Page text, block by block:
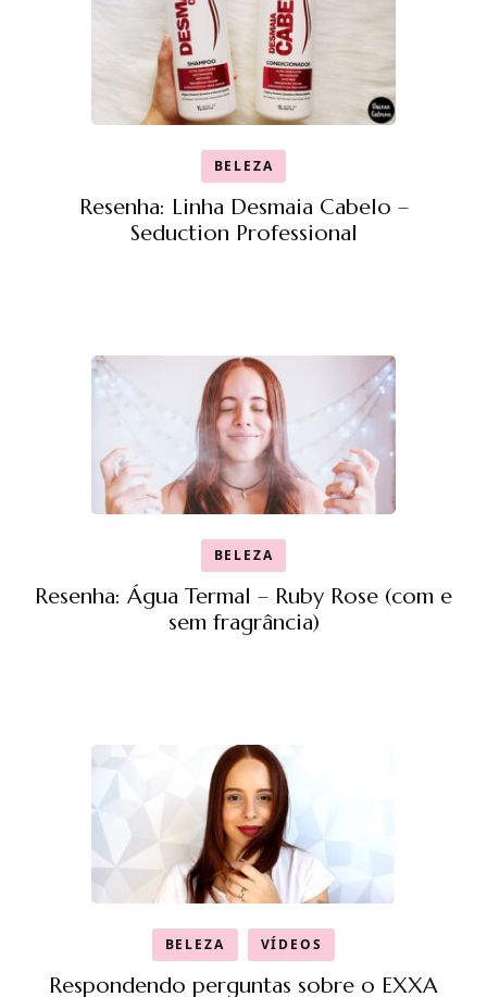
BELEZA
Resenha: Linha Desmaia Cabelo –
Seduction Professional
BELEZA
Resenha: Água Termal – Ruby Rose (com e
sem fragrância)
BELEZA VÍDEOS
Respondendo perguntas sobre o EXXA